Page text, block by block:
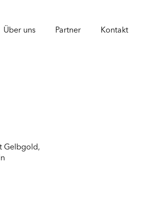
Über uns Partner Kontakt
Gelbgold,